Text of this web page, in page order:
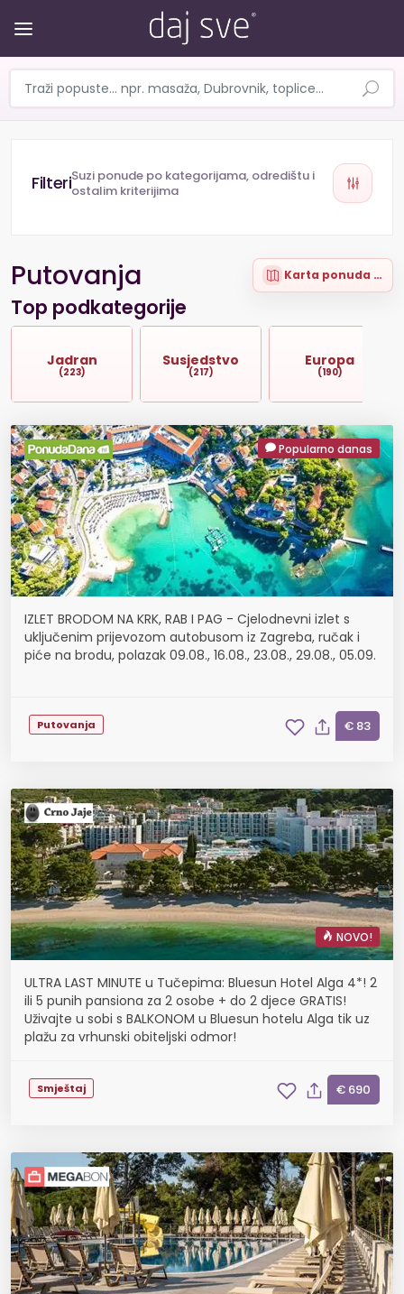
Suzi ponude po kategorijama, odredištu i
ostalim kriterijima
Putovanja Karta ponuda (98)
Top podkategorije
Jadran
(223)
Susjedstvo
(217)
Europa
(190)
Popularno danas
IZLET BRODOM NA KRK, RAB I PAG - Cjelodnevni izlet s
uključenim prijevozom autobusom iz Zagreba, ručak i
piće na brodu, polazak 09.08., 16.08., 23.08., 29.08., 05.09.
Putovanja € 83
NOVO!
ULTRA LAST MINUTE u Tučepima: Bluesun Hotel Alga 4*! 2
ili 5 punih pansiona za 2 osobe + do 2 djece GRATIS!
Uživajte u sobi s BALKONOM u Bluesun hotelu Alga tik uz
plažu za vrhunski obiteljski odmor!
Smještaj € 690